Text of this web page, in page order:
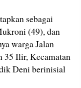
sebagai
(49), dan
warga Jalan
35 Ilir, Kecamatan
Deni berinisial